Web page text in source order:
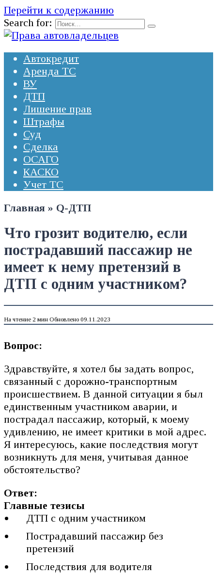
Перейти к содержанию
Search for:
Автокредит
Аренда ТС
ВУ
ДТП
Лишение прав
Штрафы
Суд
Сделка
ОСАГО
КАСКО
Учет ТС
Главная » Q-ДТП
Что грозит водителю, если
пострадавший пассажир не
имеет к нему претензий в
ДТП с одним участником?
На чтение 2 мин Обновлено 09.11.2023
Вопрос:
Здравствуйте, я хотел бы задать вопрос,
связанный с дорожно-транспортным
происшествием. В данной ситуации я был
единственным участником аварии, и
пострадал пассажир, который, к моему
удивлению, не имеет критики в мой адрес.
Я интересуюсь, какие последствия могут
возникнуть для меня, учитывая данное
обстоятельство?
Ответ:
Главные тезисы
ДТП с одним участником
Пострадавший пассажир без
претензий
Последствия для водителя